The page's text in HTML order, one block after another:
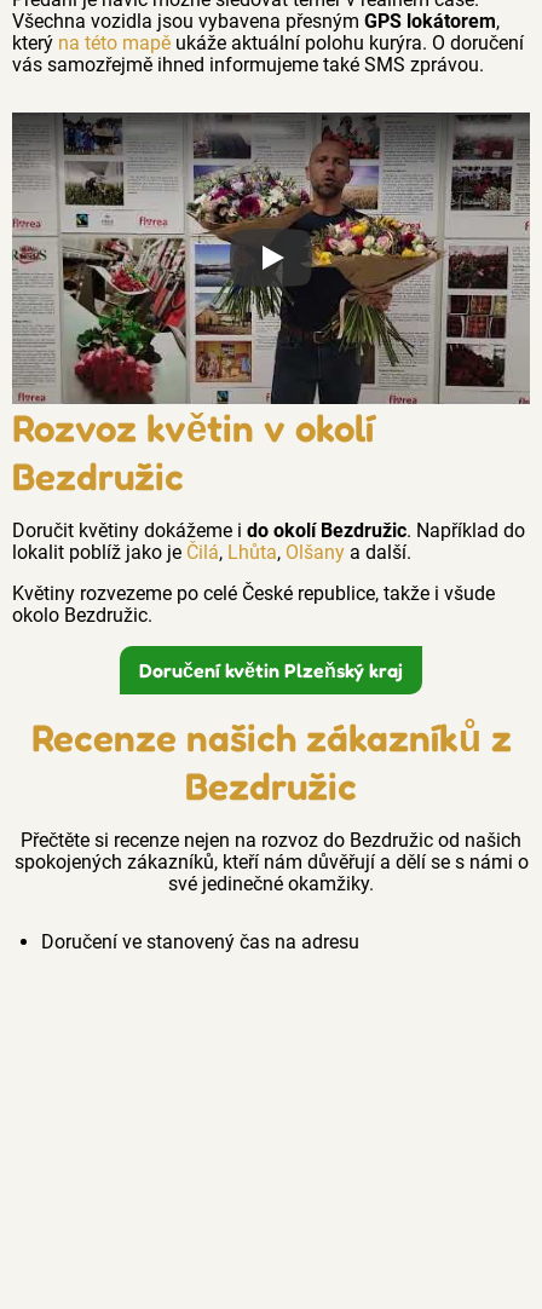
Všechna vozidla jsou vybavena přesným GPS lokátorem,
který na této mapě ukáže aktuální polohu kurýra. O doručení
vás samozřejmě ihned informujeme také SMS zprávou.
Proč jsou květiny z Florea tak
Rozvoz květin v okolí
Bezdružic
Doručit květiny dokážeme i do okolí Bezdružic. Například do
lokalit poblíž jako je Čilá, Lhůta, Olšany a další.
Květiny rozvezeme po celé České republice, takže i všude
okolo Bezdružic.
Doručení květin Plzeňský kraj
Recenze našich zákazníků z
Bezdružic
Přečtěte si recenze nejen na rozvoz do Bezdružic od našich
spokojených zákazníků, kteří nám důvěřují a dělí se s námi o
své jedinečné okamžiky.
Doručení ve stanovený čas na adresu